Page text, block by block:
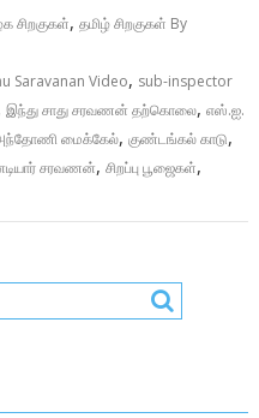
சிறகுகள்,தமிழ் சிறகுகள் By
Saravanan Video, sub-inspector
இந்து சாது சரவணன் தற்கொலை,எஸ்.ஐ.
அந்தோணி மைக்கேல்,குண்டங்கல் காடு,
சரவணன்,சிறப்பு பூஜைகள்,